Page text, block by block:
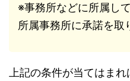
※事務所などに所属し
所属事務所に承諾を取
上記の条件が当てはま